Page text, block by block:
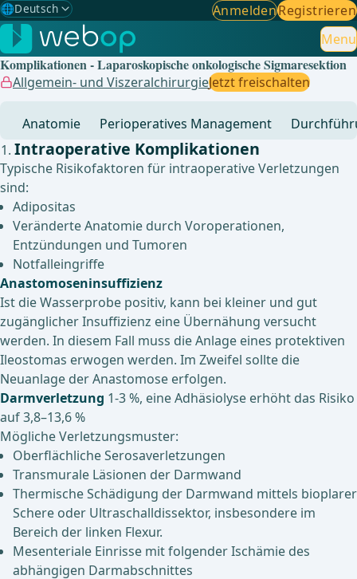
🌐Deutsch
Gewählte Sprache: Deutsch
🇩🇪 Deutsch ✓
🇬🇧English
🇧🇷 Brasilianisch
AnmeldenRegistrieren
Menu
Komplikationen - Laparoskopische onkologische Sigmaresektion
Allgemein- und ViszeralchirurgieJetzt freischalten
Anatomie Perioperatives Management
Intraoperative Komplikationen
Typische Risikofaktoren für intraoperative Verletzungen
sind:
Adipositas
Veränderte Anatomie durch Voroperationen,
Entzündungen und Tumoren
Notfalleingriffe
Anastomoseninsuffizienz
Ist die Wasserprobe positiv, kann bei kleiner und gut
zugänglicher Insuffizienz eine Übernähung versucht
werden. In diesem Fall muss die Anlage eines protektiven
Ileostomas erwogen werden. Im Zweifel sollte die
Neuanlage der Anastomose erfolgen.
Darmverletzung 1-3 %, eine Adhäsiolyse erhöht das Risiko
auf 3,8–13,6 %
Mögliche Verletzungsmuster:
Oberflächliche Serosaverletzungen
Transmurale Läsionen der Darmwand
Thermische Schädigung der Darmwand mittels bioplarer
Schere oder Ultraschalldissektor, insbesondere im
Bereich der linken Flexur.
Mesenteriale Einrisse mit folgender Ischämie des
abhängigen Darmabschnittes